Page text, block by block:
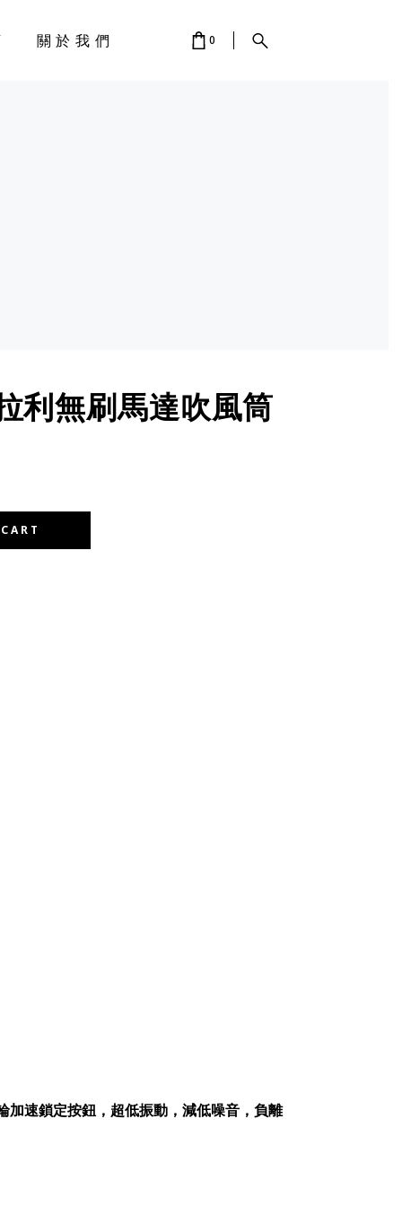
關於我們 0
利無刷馬達吹風筒
速鎖定按鈕，超低振動，減低噪音，負離